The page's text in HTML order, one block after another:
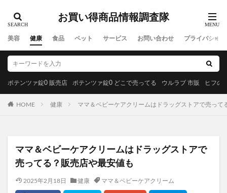
お買い得商品情報調査隊
美容 健康 食品 ペット サービス お問い合わせ プライバシー
ポテンツァ錠0 販売店 ポテンツァ錠0 どこで売ってる ウルラブ 市販 ヒフの
HOME 健康 ママ＆ベビーケアクリームはドラッグストアで売って
ママ＆ベビーケアクリームはドラッグストアで
売ってる？販売店や最安値も
2025年2月18日 健康 ママ＆ベビーケアクリーム